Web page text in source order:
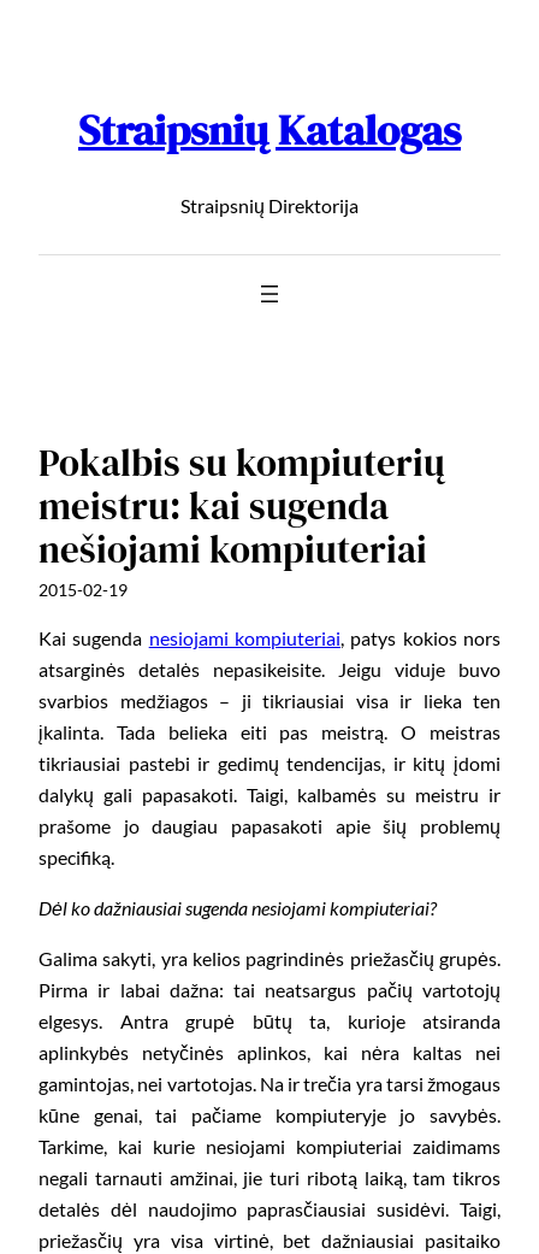
Straipsnių Katalogas
Straipsnių Direktorija
Pokalbis su kompiuterių
meistru: kai sugenda
nešiojami kompiuteriai
2015-02-19
Kai sugenda nesiojami kompiuteriai, patys kokios nors
atsarginės detalės nepasikeisite. Jeigu viduje buvo
svarbios medžiagos – ji tikriausiai visa ir lieka ten
įkalinta. Tada belieka eiti pas meistrą. O meistras
tikriausiai pastebi ir gedimų tendencijas, ir kitų įdomi
dalykų gali papasakoti. Taigi, kalbamės su meistru ir
prašome jo daugiau papasakoti apie šių problemų
specifiką.
Dėl ko dažniausiai sugenda nesiojami kompiuteriai?
Galima sakyti, yra kelios pagrindinės priežasčių grupės.
Pirma ir labai dažna: tai neatsargus pačių vartotojų
elgesys. Antra grupė būtų ta, kurioje atsiranda
aplinkybės netyčinės aplinkos, kai nėra kaltas nei
gamintojas, nei vartotojas. Na ir trečia yra tarsi žmogaus
kūne genai, tai pačiame kompiuteryje jo savybės.
Tarkime, kai kurie nesiojami kompiuteriai zaidimams
negali tarnauti amžinai, jie turi ribotą laiką, tam tikros
detalės dėl naudojimo paprasčiausiai susidėvi. Taigi,
priežasčių yra visa virtinė, bet dažniausiai pasitaiko